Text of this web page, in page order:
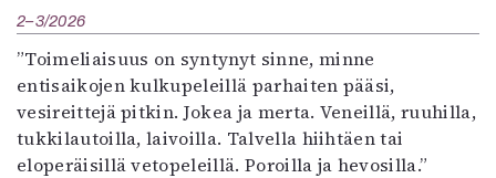
2–3/2026
”Toimeliaisuus on syntynyt sinne, minne
entisaikojen kulkupeleillä parhaiten pääsi,
vesireittejä pitkin. Jokea ja merta. Veneillä, ruuhilla,
tukkilautoilla, laivoilla. Talvella hiihtäen tai
eloperäisillä vetopeleillä. Poroilla ja hevosilla.”